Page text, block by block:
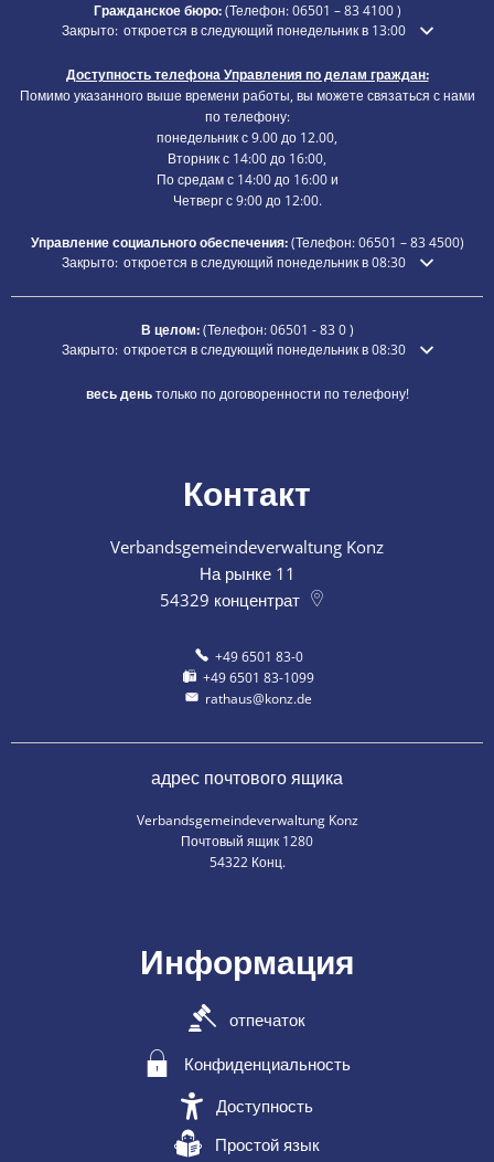
Гражданское бюро:(Телефон:06501 – 83 4100)
Нажмите, чтобы скрыть дополнительное время открытия или
Закрыто: откроется в следующий понедельник в 13:00
Доступность телефона Управления по делам граждан:
Помимо указанного выше времени работы, вы можете связаться с нами
по телефону:
понедельник с 9.00 до 12.00,
Вторник с 14:00 до 16:00,
По средам с 14:00 до 16:00 и
Четверг с 9:00 до 12:00.
Управление социального обеспечения:(Телефон:06501 – 834500)
Нажмите, чтобы скрыть дополнительное время открытия или
Закрыто: откроется в следующий понедельник в 08:30
В целом:(Телефон:06501 - 83 0)
Нажмите, чтобы скрыть дополнительное время открытия или
Закрыто: откроется в следующий понедельник в 08:30
весь деньтолько по договоренности по телефону!
Контакт
Verbandsgemeindeverwaltung Konz
На рынке 11
54329 концентрат
+49 6501 83-0
+49 6501 83-1099
rathaus@konz.de
адрес почтового ящика
Verbandsgemeindeverwaltung Konz
Почтовый ящик 1280
54322 Конц.
Информация
отпечаток
Конфиденциальность
Доступность
Простой язык